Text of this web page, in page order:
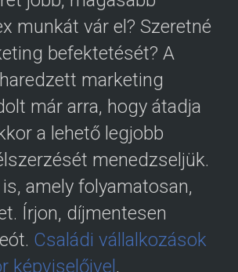
munkát vár el? Szeretné
befektetését? A
marketing
már arra, hogy átadja
a lehető legjobb
menedzseljük.
amely folyamatosan,
Írjon, díjmentesen
Családi vállalkozások
képviselőivel ,